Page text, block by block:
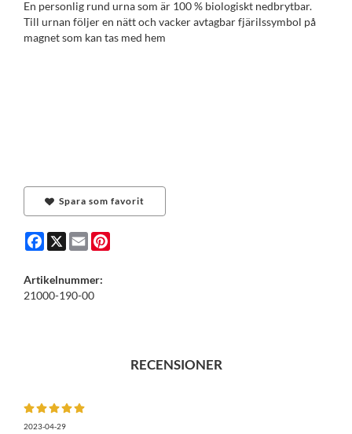
En personlig rund urna som är 100 % biologiskt nedbrytbar.
Till urnan följer en nätt och vacker avtagbar fjärilssymbol på
magnet som kan tas med hem
Spara som favorit
Facebook
X Email
Artikelnummer:
21000-190-00
RECENSIONER
2023-04-29